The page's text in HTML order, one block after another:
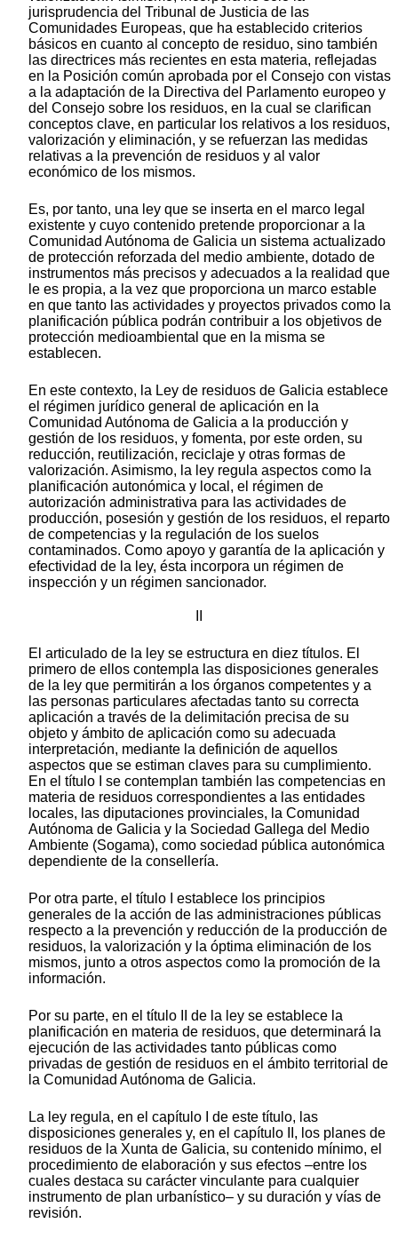
jurisprudencia del Tribunal de Justicia de las
Comunidades Europeas, que ha establecido criterios
básicos en cuanto al concepto de residuo, sino también
las directrices más recientes en esta materia, reflejadas
en la Posición común aprobada por el Consejo con vistas
a la adaptación de la Directiva del Parlamento europeo y
del Consejo sobre los residuos, en la cual se clarifican
conceptos clave, en particular los relativos a los residuos,
valorización y eliminación, y se refuerzan las medidas
relativas a la prevención de residuos y al valor
económico de los mismos.
Es, por tanto, una ley que se inserta en el marco legal
existente y cuyo contenido pretende proporcionar a la
Comunidad Autónoma de Galicia un sistema actualizado
de protección reforzada del medio ambiente, dotado de
instrumentos más precisos y adecuados a la realidad que
le es propia, a la vez que proporciona un marco estable
en que tanto las actividades y proyectos privados como la
planificación pública podrán contribuir a los objetivos de
protección medioambiental que en la misma se
establecen.
En este contexto, la Ley de residuos de Galicia establece
el régimen jurídico general de aplicación en la
Comunidad Autónoma de Galicia a la producción y
gestión de los residuos, y fomenta, por este orden, su
reducción, reutilización, reciclaje y otras formas de
valorización. Asimismo, la ley regula aspectos como la
planificación autonómica y local, el régimen de
autorización administrativa para las actividades de
producción, posesión y gestión de los residuos, el reparto
de competencias y la regulación de los suelos
contaminados. Como apoyo y garantía de la aplicación y
efectividad de la ley, ésta incorpora un régimen de
inspección y un régimen sancionador.
El articulado de la ley se estructura en diez títulos. El
primero de ellos contempla las disposiciones generales
de la ley que permitirán a los órganos competentes y a
las personas particulares afectadas tanto su correcta
aplicación a través de la delimitación precisa de su
objeto y ámbito de aplicación como su adecuada
interpretación, mediante la definición de aquellos
aspectos que se estiman claves para su cumplimiento.
En el título I se contemplan también las competencias en
materia de residuos correspondientes a las entidades
locales, las diputaciones provinciales, la Comunidad
Autónoma de Galicia y la Sociedad Gallega del Medio
Ambiente (Sogama), como sociedad pública autonómica
dependiente de la consellería.
Por otra parte, el título I establece los principios
generales de la acción de las administraciones públicas
respecto a la prevención y reducción de la producción de
residuos, la valorización y la óptima eliminación de los
mismos, junto a otros aspectos como la promoción de la
información.
Por su parte, en el título II de la ley se establece la
planificación en materia de residuos, que determinará la
ejecución de las actividades tanto públicas como
privadas de gestión de residuos en el ámbito territorial de
la Comunidad Autónoma de Galicia.
La ley regula, en el capítulo I de este título, las
disposiciones generales y, en el capítulo II, los planes de
residuos de la Xunta de Galicia, su contenido mínimo, el
procedimiento de elaboración y sus efectos –entre los
cuales destaca su carácter vinculante para cualquier
instrumento de plan urbanístico– y su duración y vías de
revisión.